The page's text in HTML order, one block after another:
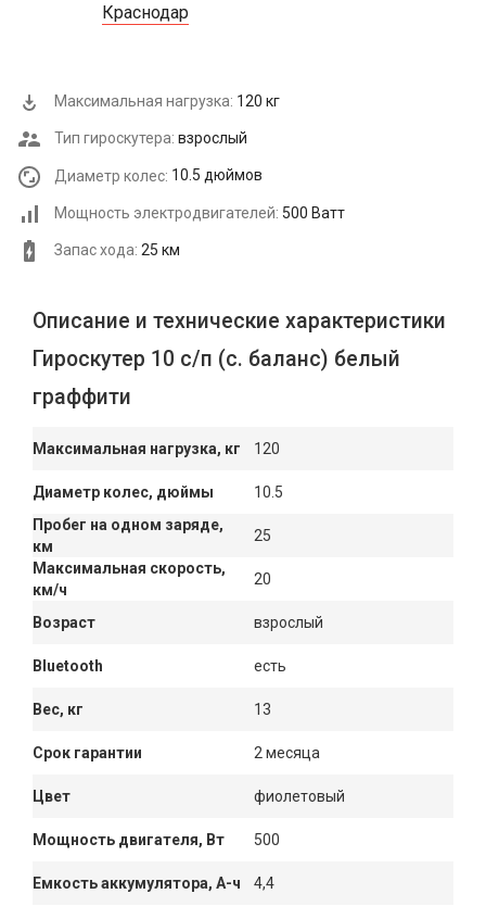
Краснодар
Максимальная нагрузка: 120 кг
Тип гироскутера: взрослый
Диаметр колес: 10.5 дюймов
Мощность электродвигателей: 500 Ватт
Запас хода: 25 км
Описание и технические характеристики
Гироскутер 10 с/п (с. баланс) белый
граффити
Максимальная нагрузка, кг 120
Диаметр колес, дюймы
10.5
Пробег на одном заряде,
км
25
Максимальная скорость,
км/ч
20
Возраст взрослый
Bluetooth есть
Вес, кг 13
Срок гарантии 2 месяца
Цвет фиолетовый
Мощность двигателя, Вт 500
Емкость аккумулятора, А-ч 4,4